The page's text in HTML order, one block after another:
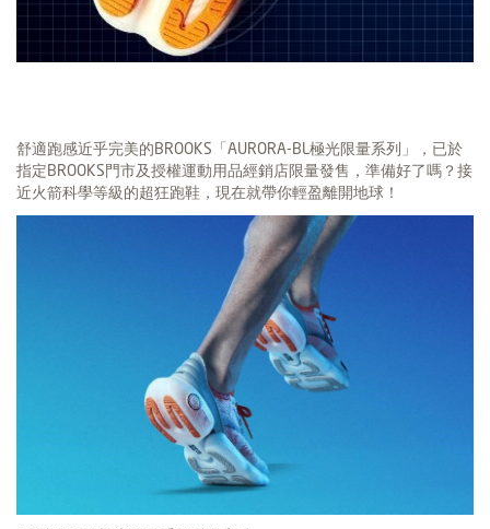
舒適跑感近乎完美的BROOKS「AURORA-BL極光限量系列」，已於
指定BROOKS門市及授權運動用品經銷店限量發售，準備好了嗎？接
近火箭科學等級的超狂跑鞋，現在就帶你輕盈離開地球！